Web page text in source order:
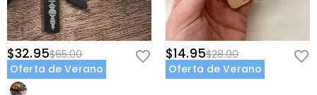
incluso cuando estáis a kilómetros de distancia.
Mejores Amigos:Personaliza con ambos nombres o iniciales para
celebrar una amistad de toda la vida.
Regalos de Compromiso:
Personaliza con ambos nombres y la
fecha de vuestro compromiso para un recuerdo romántico.
$32.95$65.00
Oferta de Verano
$14.95$28.00
Oferta de Verano